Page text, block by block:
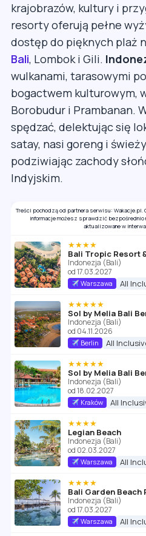
krajobrazów, kultury i
resorty oferują pełne
dostęp do pięknych plaż
Bali, Lombok i Gili.
wulkanami, tarasowymi
bogactwem kulturowym,
Borobudur i Prambanan.
spędzać, delektując się
satay, nasi goreng i
podziwiając zachody
Indyjskim.
Treści pochodzą od partnera serwisu: Wakacje.pl.
informacje możesz sprawdzić bezpośrednio
aktualizowane w
★★★★
Bali Tropic Resort
Indonezja (Bali)
od 17.03.2027
Warszawa All
★★★★★
Indonezja (Bali)
od 04.11.2026
Berlin All
★★★★★
Indonezja (Bali)
od 18.02.2027
Kraków All
★★★★
Legian Beach
Indonezja (Bali)
od 02.03.2027
Warszawa All
★★★★
Bali Garden Beach
Indonezja (Bali)
od 17.03.2027
Warszawa All